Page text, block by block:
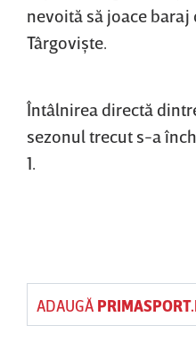
nevoită să joace
Târgovişte.
Întâlnirea directă
sezonul trecut s-a
1.
ADAUGĂ